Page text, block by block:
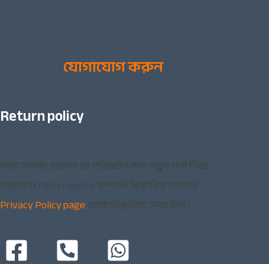
যোগাযোগ করুন
Return policy
পন্যে সমস্যা থাকলে তা পরিবর্তন করে নতুন পন্য নিতে
পারবেন। Return policy সম্পর্কে বিস্তারিত জানতে
Privacy Policy pageথেকে বিস্তারিত দেখে নিন।